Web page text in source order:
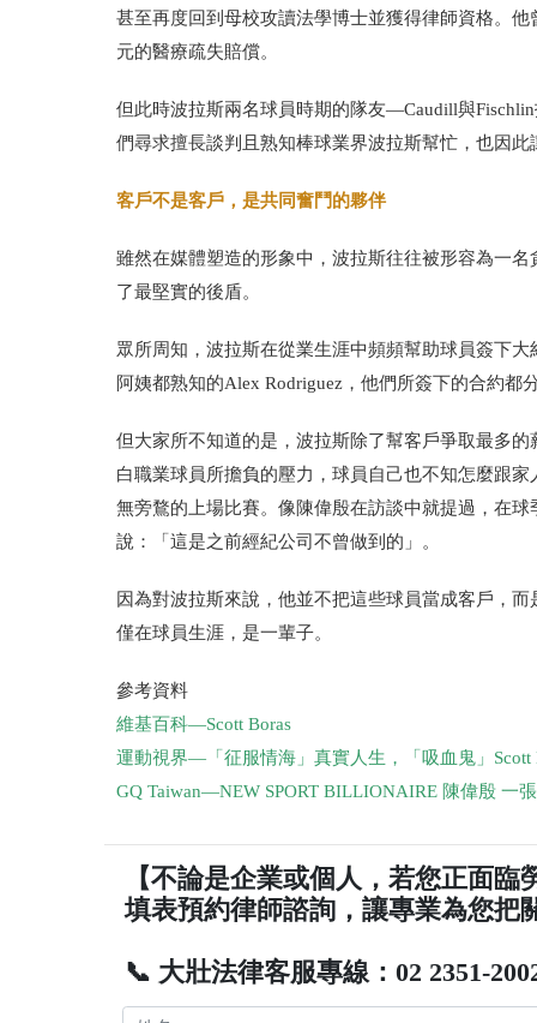
甚至再度回到母校攻讀法學博士並獲得律師資格。
元的醫療疏失賠償。
但此時波拉斯兩名球員時期的隊友—Caudill與Fischlin
們尋求擅長談判且熟知棒球業界波拉斯幫忙，也因
客戶不是客戶，是共同奮鬥的夥伴
雖然在媒體塑造的形象中，波拉斯往往被形容為一
了最堅實的後盾。
眾所周知，波拉斯在從業生涯中頻頻幫助球員簽下大
阿姨都熟知的Alex Rodriguez ，他們所簽下的合約都
但大家所不知道的是，波拉斯除了幫客戶爭取最多
白職業球員所擔負的壓力，球員自己也不知怎麼跟
無旁鶩的上場比賽。像陳偉殷在訪談中就提過，在
說：「這是之前經紀公司不曾做到的」。
因為對波拉斯來說，他並不把這些球員當成客戶，
僅在球員生涯，是一輩子。
參考資料
維基百科—Scott Boras
運動視界— 「征服情海」真實人生，「吸血鬼」 Scott
GQ Taiwan—NEW SPORT BILLIONAIRE 陳偉殷 一張
【不論是企業或個人，若您正面
填表預約律師諮詢，讓專業為您把
📞 大壯法律客服專線：02 2351-